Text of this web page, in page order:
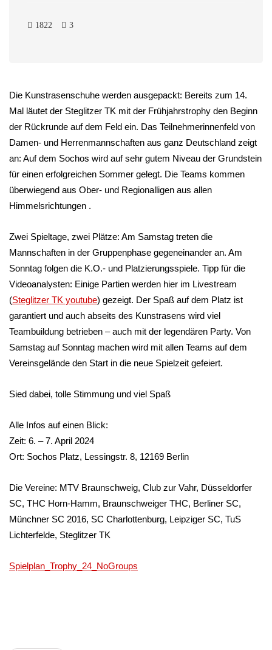
1822 3
Die Kunstrasenschuhe werden ausgepackt: Bereits zum 14.
Mal läutet der Steglitzer TK mit der Frühjahrstrophy den Beginn
der Rückrunde auf dem Feld ein. Das Teilnehmerinnenfeld von
Damen- und Herrenmannschaften aus ganz Deutschland zeigt
an: Auf dem Sochos wird auf sehr gutem Niveau der Grundstein
für einen erfolgreichen Sommer gelegt. Die Teams kommen
überwiegend aus Ober- und Regionalligen aus allen
Himmelsrichtungen .
Zwei Spieltage, zwei Plätze: Am Samstag treten die
Mannschaften in der Gruppenphase gegeneinander an. Am
Sonntag folgen die K.O.- und Platzierungsspiele. Tipp für die
Videoanalysten: Einige Partien werden hier im Livestream
(Steglitzer TK youtube) gezeigt. Der Spaß auf dem Platz ist
garantiert und auch abseits des Kunstrasens wird viel
Teambuildung betrieben – auch mit der legendären Party. Von
Samstag auf Sonntag machen wird mit allen Teams auf dem
Vereinsgelände den Start in die neue Spielzeit gefeiert.
Sied dabei, tolle Stimmung und viel Spaß
Alle Infos auf einen Blick:
Zeit: 6. – 7. April 2024
Ort: Sochos Platz, Lessingstr. 8, 12169 Berlin
Die Vereine: MTV Braunschweig, Club zur Vahr, Düsseldorfer
SC, THC Horn-Hamm, Braunschweiger THC, Berliner SC,
Münchner SC 2016, SC Charlottenburg, Leipziger SC, TuS
Lichterfelde, Steglitzer TK
Spielplan_Trophy_24_NoGroups